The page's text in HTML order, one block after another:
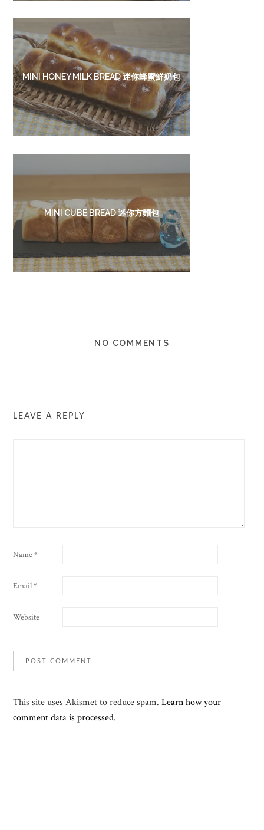
MINI HONEY MILK BREAD 迷你蜂蜜鮮奶包
MINI CUBE BREAD 迷你方麵包
NO COMMENTS
LEAVE A REPLY
Name*
Email*
Website
This site uses Akismet to reduce spam.Learn how your
comment data is processed.